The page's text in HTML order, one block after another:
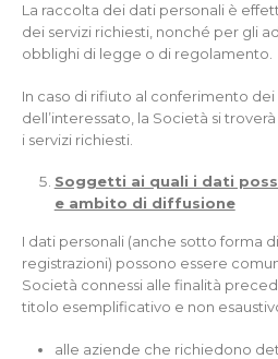
La raccolta dei dati personali è
dei servizi richiesti, nonché per gli
obblighi di legge o di regolamento.
In caso di rifiuto al conferimento
dell’interessato, la Società si
i servizi richiesti.
Soggetti ai quali i dati
e ambito di diffusione
I dati personali (anche sotto forma
registrazioni) possono essere
Società connessi alle finalità
titolo esemplificativo e non
alle aziende che richiedono